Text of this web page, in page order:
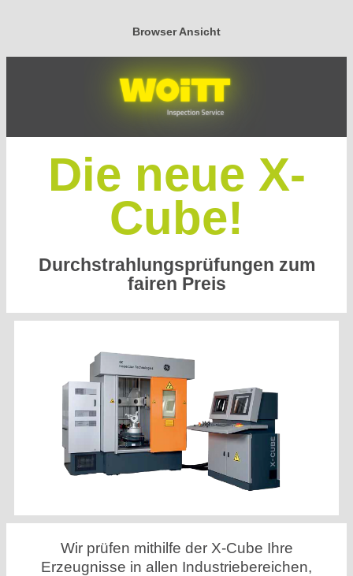
Browser Ansicht
Die neue X-
Cube!
Durchstrahlungsprüfungen zum
fairen Preis
Wir prüfen mithilfe der X-Cube Ihre
Erzeugnisse in allen Industriebereichen,